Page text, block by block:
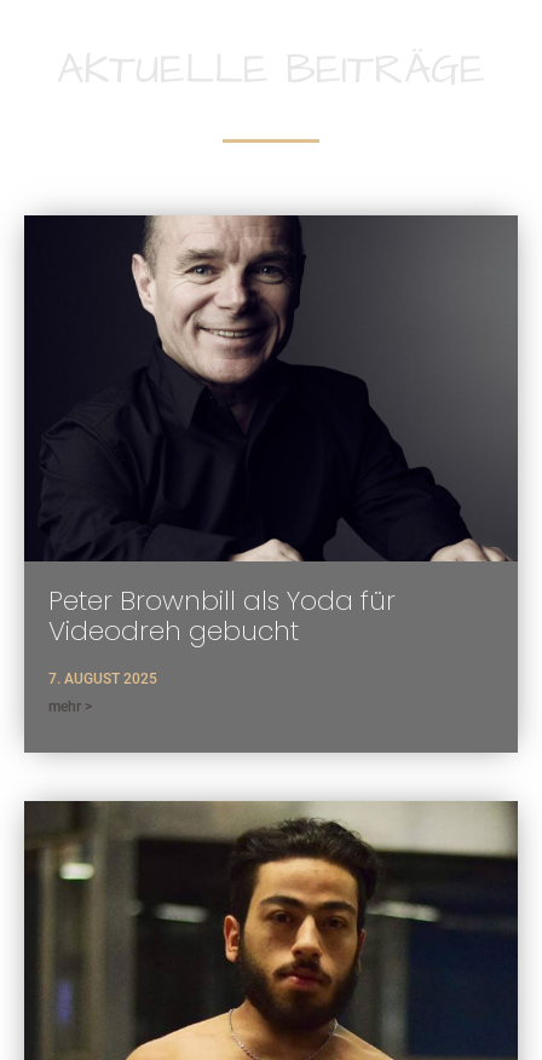
AKTUELLE BEITRÄGE
Peter Brownbill als Yoda für
Videodreh gebucht
7. AUGUST 2025
mehr >